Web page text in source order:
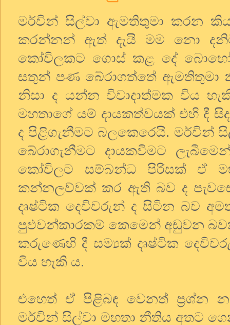
මර්වින් සිල්වා ඇමතිතුමා කරන
කරන්නන් ඇත් දැයි මම නො
කෝවිලකට ගොස් කළ දේ බොහෝ
සතුන් පණ බේරාගත්තේ ඇමතිතුමා
නිසා ද යන්න විවාදාත්මක විය
මහතාගේ යම් දායකත්වයක් එහි දී
ද පිළිගැනීමට බලකෙරෙයි. මර්වින්
බේරාගැනීමට දායකවීමට
කෝවිලට සම්බන්ධ පිරිසක් ඒ
කන්නලව්වක් කර ඇති බව ද
දෘෂ්ටික දෙවිවරුන් ද සිටින බව
පුළුවන්කාරකම් කෙමෙන් අඩුවන
කරුණෙහි දී සම්‍යක් දෘෂ්ටික
විය හැකි ය.
එහෙත් ඒ පිළිබඳ වෙනත් ප්‍රශ්න
මර්වින් සිල්වා මහතා නීතිය අතට